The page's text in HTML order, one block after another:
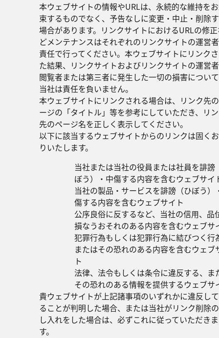
本ウェブサイトの情報やURLは、永続的な維持を
束するものでなく、予告なしに変更・中止・削除
場合があります。リンクサイトにおけるURLの修
どメンテナンスはそれぞれのリンクサイトの運営
責任で行ってください。本ウェブサイトにリンク
た結果、リンクサイトおよびリンクサイトの運営
閲覧者または第三者に発生した一切の損害につい
当社は責任を負いません。
本ウェブサイトにリンクされる場合は、リンク先
ージの「タイトル」等を参考にしていただき、リ
先のページ名を正しく表示してください。
以下に該当するウェブサイトからのリンクは固く
りいたします。
当社または当社の役員または社員を誹謗
ぼう）・中傷する内容を含むウェブサイ
当社の製品・サービスを誹謗（ひぼう）
傷する内容を含むウェブサイト
公序良俗に反するなど、当社の信用、品
損なうおそれのある内容を含むウェブサ
犯罪行為もしくは犯罪行為に結びつく行
またはその恐れのある内容を含むウェブ
ト
法律、法令もしくは条令に違反する、ま
その恐れのある情報を提供するウェブサ
貴ウェブサイトが上記諸事項のいずれかに違反し
ることが判明した場合、または当社がリンク削除
し入れをした場合は、必ずこれに従っていただきま
す。